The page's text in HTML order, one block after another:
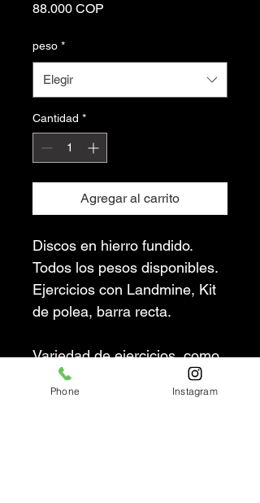
88.000 COP
peso *
Elegir
Cantidad *
Agregar al carrito
Discos en hierro fundido.
Todos los pesos disponibles.
Ejercicios con Landmine, Kit
de polea, barra recta.
Variedad de ejercicios, como
sentadillas, press de banca,
peso muerto, y más. Esto los
Phone Instagram